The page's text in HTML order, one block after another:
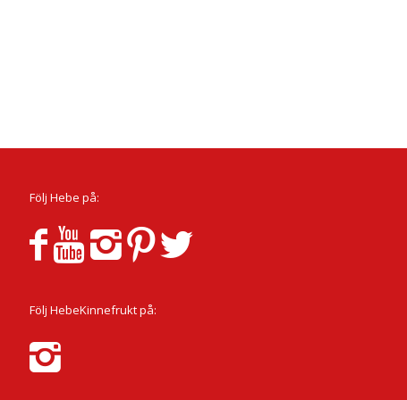
Följ Hebe på:
Följ HebeKinnefrukt på: